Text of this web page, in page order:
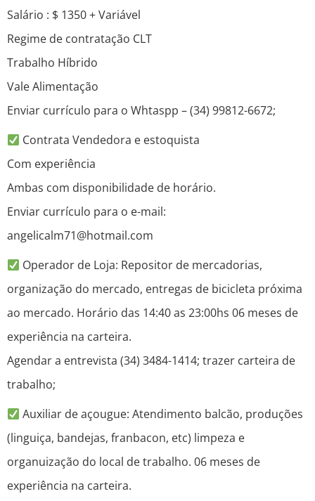
Salário : $ 1350 + Variável
Regime de contratação CLT
Trabalho Híbrido
Vale Alimentação
Enviar currículo para o Whtaspp – (34) 99812-6672;
Contrata Vendedora e estoquista
Com experiência
Ambas com disponibilidade de horário.
Enviar currículo para o e-mail:
angelicalm71@hotmail.com
Operador de Loja: Repositor de mercadorias,
organização do mercado, entregas de bicicleta próxima
ao mercado. Horário das 14:40 as 23:00hs 06 meses de
experiência na carteira.
Agendar a entrevista (34) 3484-1414; trazer carteira de
trabalho;
Auxiliar de açougue: Atendimento balcão, produções
(linguiça, bandejas, franbacon, etc) limpeza e
organuização do local de trabalho. 06 meses de
experiência na carteira.